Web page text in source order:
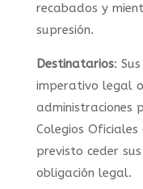
recabados y
supresión.
Destinatarios:
imperativo legal
administraciones
Colegios
previsto ceder
obligación legal.